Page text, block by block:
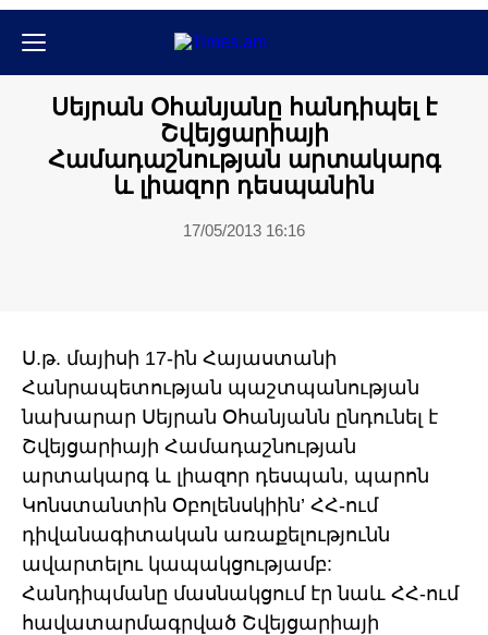
Սեյրան Օհանյանը հանդիպել է
Շվեյցարիայի
Համադաշնության արտակարգ
և լիազոր դեսպանին
17/05/2013 16:16
Ս.թ. մայիսի 17-ին Հայաստանի
Հանրապետության պաշտպանության
նախարար Սեյրան Օհանյանն ընդունել է
Շվեյցարիայի Համադաշնության
արտակարգ և լիազոր դեսպան, պարոն
Կոնստանտին Օբոլենսկիին’ ՀՀ-ում
դիվանագիտական առաքելությունն
ավարտելու կապակցությամբ:
Հանդիպմանը մասնակցում էր նաև ՀՀ-ում
հավատարմագրված Շվեյցարիայի